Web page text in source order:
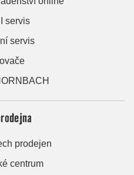
servis
servis
prodejen
centrum